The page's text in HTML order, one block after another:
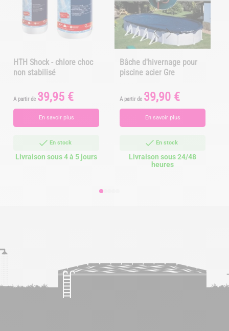
HTH Shock - chlore choc
non stabilisé
A partir de Prix
39,95 €
En savoir plus
En stock
Livraison sous 4 à 5 jours
Bâche d'hivernage pour
piscine acier Gre
A partir de Prix
39,90 €
En savoir plus
En stock
Livraison sous 24/48
heures